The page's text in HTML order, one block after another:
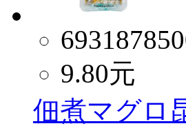
9.80元
佃煮マグロ